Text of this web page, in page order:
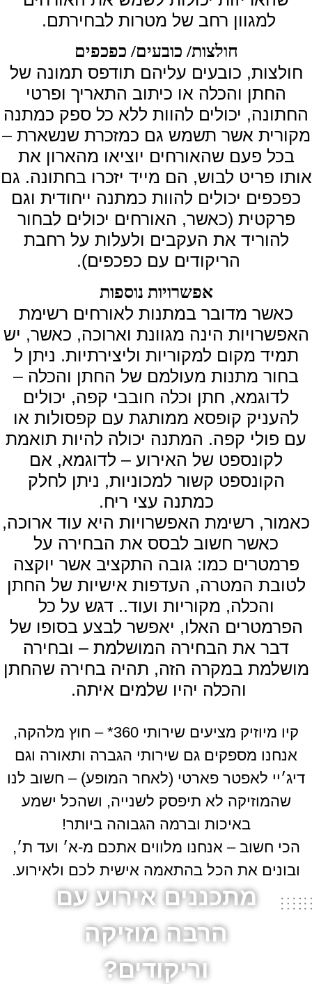
למגוון רחב של מטרות לבחירתם.
חולצות/ כובעים/ כפכפים
חולצות, כובעים עליהם תודפס תמונה של
החתן והכלה או כיתוב התאריך ופרטי
החתונה, יכולים להוות ללא כל ספק כמתנה
מקורית אשר תשמש גם כמזכרת שנשארת –
בכל פעם שהאורחים יוציאו מהארון את
אותו פריט לבוש, הם מייד יזכרו בחתונה. גם
כפכפים יכולים להוות כמתנה ייחודית וגם
פרקטית (כאשר, האורחים יכולים לבחור
להוריד את העקבים ולעלות על רחבת
הריקודים עם כפכפים).
אפשרויות נוספות
כאשר מדובר במתנות לאורחים רשימת
האפשרויות הינה מגוונת וארוכה, כאשר, יש
תמיד מקום למקוריות וליצירתיות. ניתן ל
בחור מתנות מעולמם של החתן והכלה –
לדוגמא, חתן וכלה חובבי קפה, יכולים
להעניק קופסא ממותגת עם קפסולות או
עם פולי קפה. המתנה יכולה להיות תואמת
לקונספט של האירוע – לדוגמא, אם
הקונספט קשור למכוניות, ניתן לחלק
כמתנה עצי ריח.
כאמור, רשימת האפשרויות היא עוד ארוכה,
כאשר חשוב לבסס את הבחירה על
פרמטרים כמו: גובה התקציב אשר יוקצה
לטובת המטרה, העדפות אישיות של החתן
והכלה, מקוריות ועוד.. דגש על כל
הפרמטרים האלו, יאפשר לבצע בסופו של
דבר את הבחירה המושלמת – ובחירה
מושלמת במקרה הזה, תהיה בחירה שהחתן
והכלה יהיו שלמים איתה.
קיו מיוזיק מציעים שירותי 360* – חוץ מלהקה,
אנחנו מספקים גם שירותי הגברה ותאורה וגם
דיג׳יי לאפטר פארטי (לאחר המופע) – חשוב לנו
שהמוזיקה לא תיפסק לשנייה, ושהכל ישמע
באיכות וברמה הגבוהה ביותר!
הכי חשוב – אנחנו מלווים אתכם מ-א׳ ועד ת׳,
ובונים את הכל בהתאמה אישית לכם ולאירוע.
מתכננים אירוע עם
הרבה מוזיקה
וריקודים?